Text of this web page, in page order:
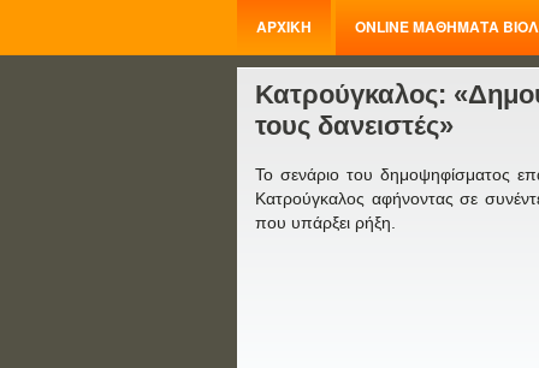
ΑΡΧΙΚΗ ONLINE ΜΑΘΗΜΑΤΑ
ΠΑΝΕΛΛΑΔΙΚΕΣ
Κατρούγκαλος:
τους δανειστές»
Το σενάριο του δημοψηφίσματος
Κατρούγκαλος αφήνοντας σε
που υπάρξει ρήξη.